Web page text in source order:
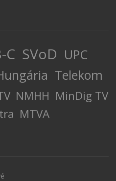
C SVoD UPC
Telekom
NMHH MinDig TV
MTVA